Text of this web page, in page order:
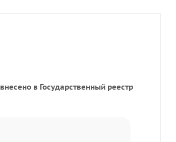
внесено в Государственный реестр